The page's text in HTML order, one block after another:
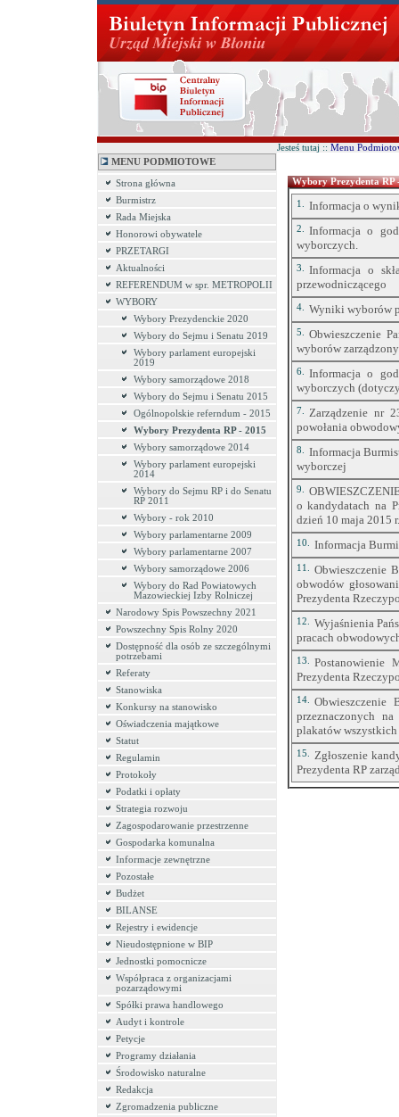
MENU PODMIOTOWE
Strona główna
Burmistrz
Rada Miejska
Honorowi obywatele
PRZETARGI
Aktualności
REFERENDUM w spr. METROPOLII
WYBORY
Wybory Prezydenckie 2020
Wybory do Sejmu i Senatu 2019
Wybory parlament europejski
2019
Wybory samorządowe 2018
Wybory do Sejmu i Senatu 2015
Ogólnopolskie referndum - 2015
Wybory Prezydenta RP - 2015
Wybory samorządowe 2014
Wybory parlament europejski
2014
Wybory do Sejmu RP i do Senatu
RP 2011
Wybory - rok 2010
Wybory parlamentarne 2009
Wybory parlamentarne 2007
Wybory samorządowe 2006
Wybory do Rad Powiatowych
Mazowieckiej Izby Rolniczej
Narodowy Spis Powszechny 2021
Powszechny Spis Rolny 2020
Dostępność dla osób ze szczególnymi
potrzebami
Referaty
Stanowiska
Konkursy na stanowisko
Oświadczenia majątkowe
Statut
Regulamin
Protokoły
Podatki i opłaty
Strategia rozwoju
Zagospodarowanie przestrzenne
Gospodarka komunalna
Informacje zewnętrzne
Pozostałe
Budżet
BILANSE
Rejestry i ewidencje
Nieudostępnione w BIP
Jednostki pomocnicze
Współpraca z organizacjami
pozarządowymi
Spółki prawa handlowego
Audyt i kontrole
Petycje
Programy działania
Środowisko naturalne
Redakcja
Zgromadzenia publiczne
Jesteś tutaj :: Menu
Wybory Prezydenta RP
1. Informacja o
2.
Informacja o
wyborczych.
3.
Informacja o
przewodniczącego
4. Wyniki wyborów
5.
Obwieszczenie
wyborów
6.
Informacja o
wyborczych
7.
Zarządzenie nr
powołania
8.
Informacja
wyborczej
9.
o kandydatach na
dzień 10 maja 2015 r.
10. Informacja
11.
Obwieszczenie
obwodów
Prezydenta
12.
Wyjaśnienia
pracach
13.
Postanowienie
Prezydenta
14.
przeznaczonych
plakatów
15.
Zgłoszenie
Prezydenta RP